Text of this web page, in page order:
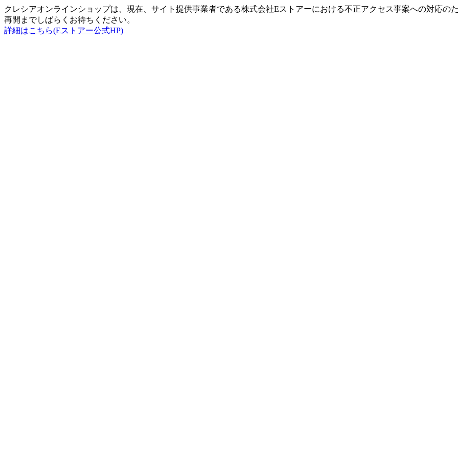
クレシアオンラインショップは、現在、サイト提供事業者である株式会社Eストアーにおける不正アクセス事案への対応の
再開までしばらくお待ちください。
詳細はこちら(Eストアー公式HP)